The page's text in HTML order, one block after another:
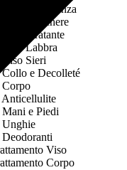
Detergenza
Maschere
Idratante
Viso Labbra
Viso Sieri
Collo e Decolleté
Corpo
Anticellulite
Mani e Piedi
Unghie
Deodoranti
Viso
Corpo